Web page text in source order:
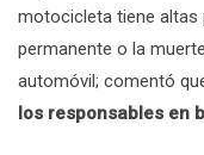
motocicleta tiene altas
permanente o la
automóvil; comentó
los responsables en